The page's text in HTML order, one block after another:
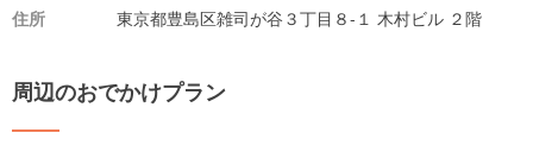
住所 東京都豊島区雑司が谷３丁目８-１ 木村ビル ２階
周辺のおでかけプラン